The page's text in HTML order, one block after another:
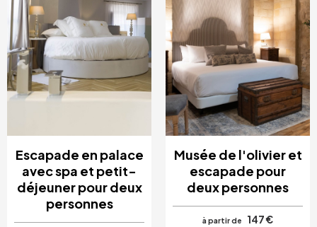
Escapade en palace
avec spa et petit-
déjeuner pour deux
personnes
Musée de l'olivier et
escapade pour
deux personnes
à partir de 147 €